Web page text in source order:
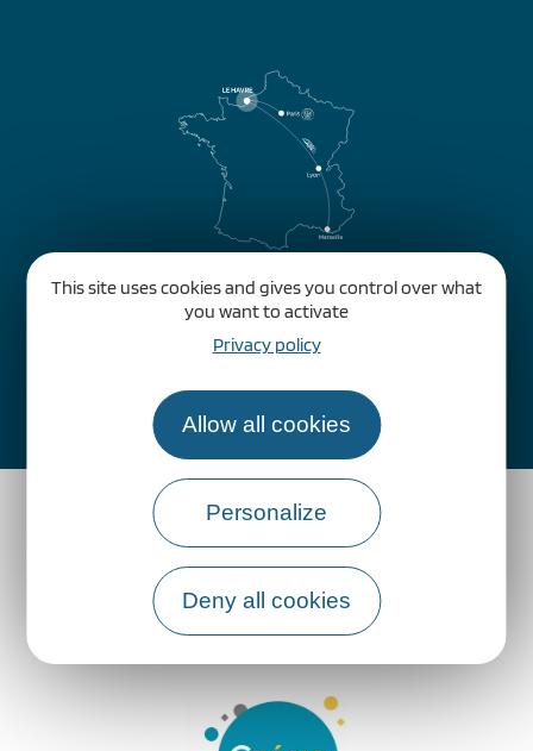
This site uses cookies and gives you control over what
you want to activate
Privacy policy
Allow all cookies
Personalize
Deny all cookies
Comment venir ?